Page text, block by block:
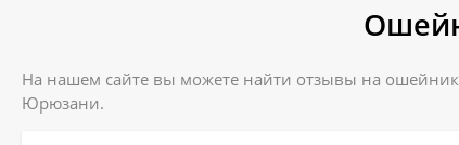
На нашем сайте вы можете найти отзывы на
Юрюзани.